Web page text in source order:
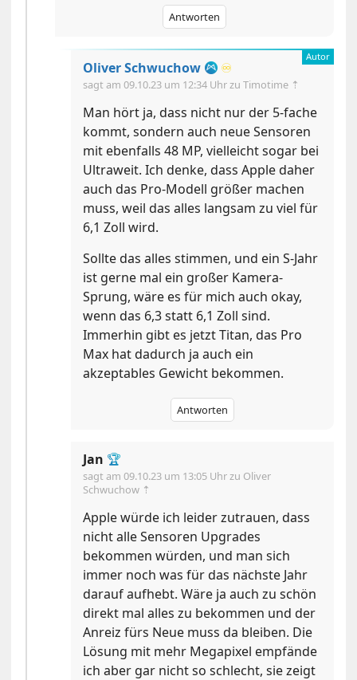
Antworten
Oliver Schwuchow ♾️
sagt am09.10.23 um 12:34 Uhr zu Timotime ⇡
Man hört ja, dass nicht nur der 5-fache
kommt, sondern auch neue Sensoren
mit ebenfalls 48 MP, vielleicht sogar bei
Ultraweit. Ich denke, dass Apple daher
auch das Pro-Modell größer machen
muss, weil das alles langsam zu viel für
6,1 Zoll wird.
Sollte das alles stimmen, und ein S-Jahr
ist gerne mal ein großer Kamera-
Sprung, wäre es für mich auch okay,
wenn das 6,3 statt 6,1 Zoll sind.
Immerhin gibt es jetzt Titan, das Pro
Max hat dadurch ja auch ein
akzeptables Gewicht bekommen.
Antworten
Jan 🏆
sagt am09.10.23 um 13:05 Uhr zu Oliver
Schwuchow ⇡
Apple würde ich leider zutrauen, dass
nicht alle Sensoren Upgrades
bekommen würden, und man sich
immer noch was für das nächste Jahr
darauf aufhebt. Wäre ja auch zu schön
direkt mal alles zu bekommen und der
Anreiz fürs Neue muss da bleiben. Die
Lösung mit mehr Megapixel empfände
ich aber gar nicht so schlecht, sie zeigt